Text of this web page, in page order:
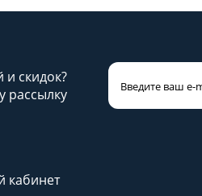
и скидок?
рассылку
кабинет